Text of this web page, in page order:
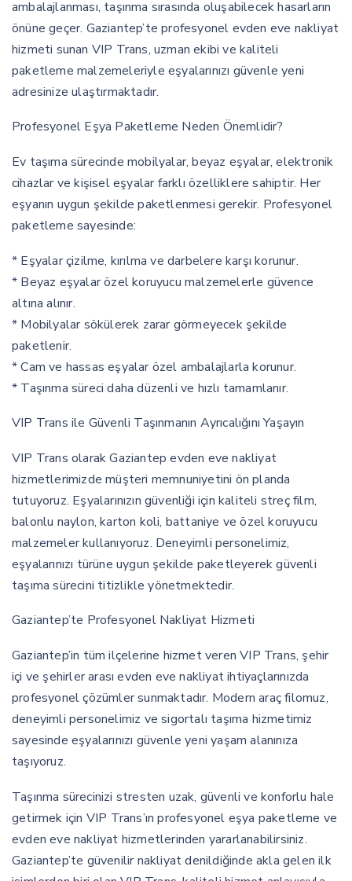
ambalajlanması, taşınma sırasında oluşabilecek hasarların
önüne geçer. Gaziantep’te profesyonel evden eve nakliyat
hizmeti sunan VIP Trans, uzman ekibi ve kaliteli
paketleme malzemeleriyle eşyalarınızı güvenle yeni
adresinize ulaştırmaktadır.
Profesyonel Eşya Paketleme Neden Önemlidir?
Ev taşıma sürecinde mobilyalar, beyaz eşyalar, elektronik
cihazlar ve kişisel eşyalar farklı özelliklere sahiptir. Her
eşyanın uygun şekilde paketlenmesi gerekir. Profesyonel
paketleme sayesinde:
* Eşyalar çizilme, kırılma ve darbelere karşı korunur.
* Beyaz eşyalar özel koruyucu malzemelerle güvence
altına alınır.
* Mobilyalar sökülerek zarar görmeyecek şekilde
paketlenir.
* Cam ve hassas eşyalar özel ambalajlarla korunur.
* Taşınma süreci daha düzenli ve hızlı tamamlanır.
VIP Trans ile Güvenli Taşınmanın Ayrıcalığını Yaşayın
VIP Trans olarak Gaziantep evden eve nakliyat
hizmetlerimizde müşteri memnuniyetini ön planda
tutuyoruz. Eşyalarınızın güvenliği için kaliteli streç film,
balonlu naylon, karton koli, battaniye ve özel koruyucu
malzemeler kullanıyoruz. Deneyimli personelimiz,
eşyalarınızı türüne uygun şekilde paketleyerek güvenli
taşıma sürecini titizlikle yönetmektedir.
Gaziantep’te Profesyonel Nakliyat Hizmeti
Gaziantep’in tüm ilçelerine hizmet veren VIP Trans, şehir
içi ve şehirler arası evden eve nakliyat ihtiyaçlarınızda
profesyonel çözümler sunmaktadır. Modern araç filomuz,
deneyimli personelimiz ve sigortalı taşıma hizmetimiz
sayesinde eşyalarınızı güvenle yeni yaşam alanınıza
taşıyoruz.
Taşınma sürecinizi stresten uzak, güvenli ve konforlu hale
getirmek için VIP Trans’ın profesyonel eşya paketleme ve
evden eve nakliyat hizmetlerinden yararlanabilirsiniz.
Gaziantep’te güvenilir nakliyat denildiğinde akla gelen ilk